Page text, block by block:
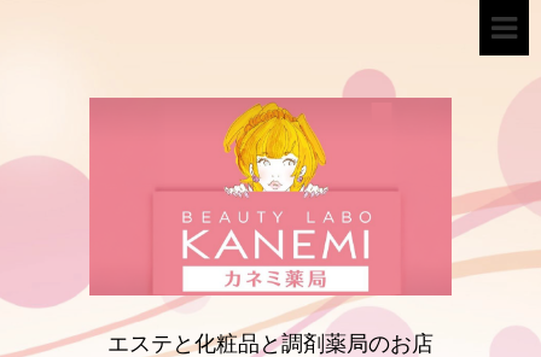
エステと化粧品と調剤薬局のお店